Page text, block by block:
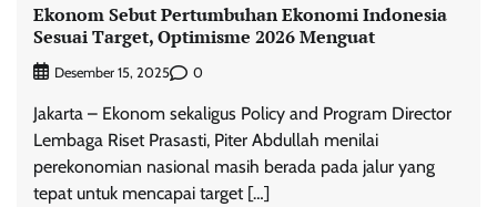
Ekonom Sebut Pertumbuhan Ekonomi Indonesia
Sesuai Target, Optimisme 2026 Menguat
Desember 15, 2025 0
Jakarta – Ekonom sekaligus Policy and Program Director
Lembaga Riset Prasasti, Piter Abdullah menilai
perekonomian nasional masih berada pada jalur yang
tepat untuk mencapai target […]